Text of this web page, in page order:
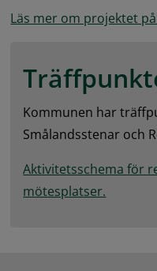
Läs mer om projektet
Kommunen har
Smålandsstenar och
Aktivitetsschema för
mötesplatser.